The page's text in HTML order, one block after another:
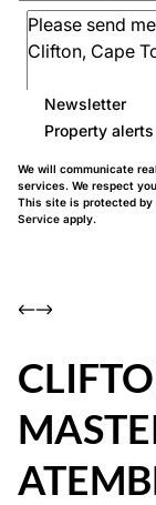
Newsletter
Property alerts
We will communicate
services. We respect
This site is protected by
Service apply.